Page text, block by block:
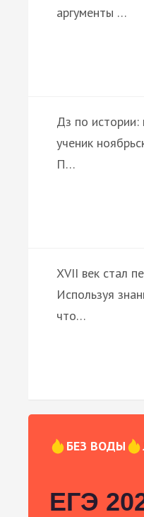
аргументы …
Дз по истории:
ученик
П…
XVII век стал
Используя
что…
БЕЗ ВОДЫ
ЕГЭ